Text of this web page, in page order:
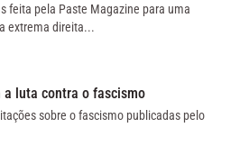
feita pela Paste Magazine para uma
extrema direita...
a luta contra o fascismo
sobre o fascismo publicadas pelo